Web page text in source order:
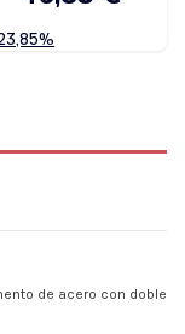
de acero con doble